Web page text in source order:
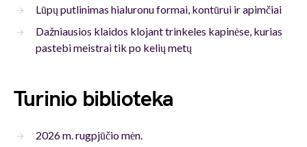
Lūpų putlinimas hialuronu formai, kontūrui ir apimčiai
Dažniausios klaidos klojant trinkeles kapinėse, kurias
pastebi meistrai tik po kelių metų
Turinio biblioteka
2026 m. rugpjūčio mėn.